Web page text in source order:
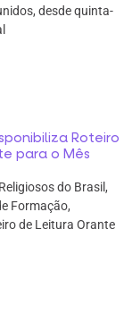
desde quinta-
Roteiro
para o Mês
do Brasil,
Formação,
de Leitura Orante